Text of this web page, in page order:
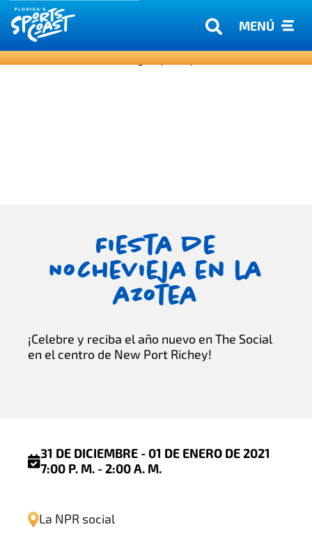
MENÚ
Fiesta de
Nochevieja en la
azotea
¡Celebre y reciba el año nuevo en The Social
en el centro de New Port Richey!
31 DE DICIEMBRE - 01 DE ENERO DE 2021
7:00 P. M. - 2:00 A. M.
La NPR social